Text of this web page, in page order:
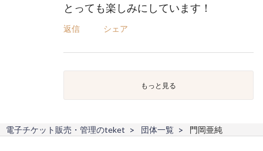
とっても楽しみにしています！
返信 シェア
もっと見る
電子チケット販売・管理のteket 団体一覧 門岡亜純